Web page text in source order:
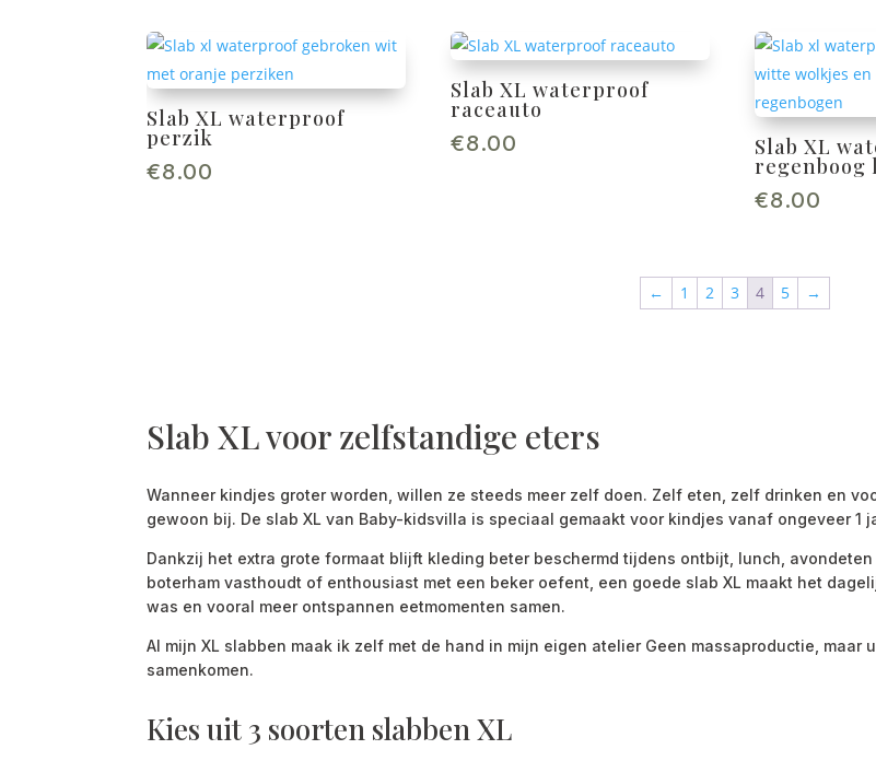
Slab XL waterproof
perzik
€8.00
Slab XL waterproof
raceauto
€8.00 Slab XL
regenboog
€8.00
← 1 2 3 4 5 →
Slab XL voor zelfstandige eters
Wanneer kindjes groter worden, willen ze steeds meer zelf doen. Zelf eten, zelf drinken en
gewoon bij. De slab XL van Baby-kidsvilla is speciaal gemaakt voor kindjes vanaf ongeveer
Dankzij het extra grote formaat blijft kleding beter beschermd tijdens ontbijt, lunch,
boterham vasthoudt of enthousiast met een beker oefent, een goede slab XL maakt het
was en vooral meer ontspannen eetmomenten samen.
Al mijn XL slabben maak ik zelf met de hand in mijn eigen atelier Geen massaproductie,
samenkomen.
Kies uit 3 soorten slabben XL